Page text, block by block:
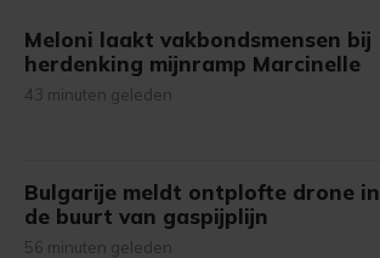
Meloni laakt vakbondsmensen bij
herdenking mijnramp Marcinelle
43 minuten geleden
Bulgarije meldt ontplofte drone in
de buurt van gaspijplijn
56 minuten geleden